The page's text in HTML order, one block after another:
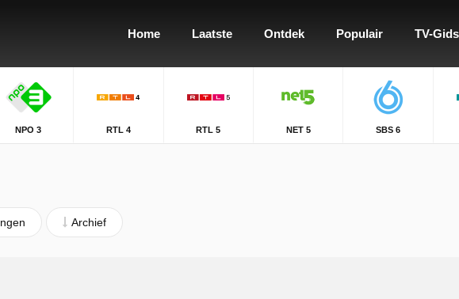
Home Laatste Ontdek Populair TV-Gids
NPO 3 RTL 4 RTL 5 NET 5 SBS 6
Archief